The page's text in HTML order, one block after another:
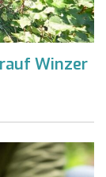
Winzer